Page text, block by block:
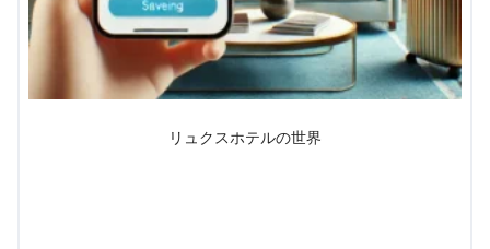
リュクスホテルの世界